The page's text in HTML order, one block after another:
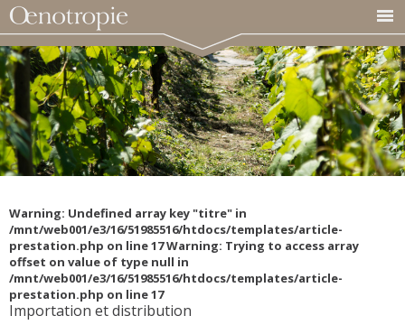
Warning: Undefined array key "titre" in
/mnt/web001/e3/16/51985516/htdocs/templates/article-
prestation.php on line 17 Warning: Trying to access array
offset on value of type null in
/mnt/web001/e3/16/51985516/htdocs/templates/article-
prestation.php on line 17
Importation et distribution